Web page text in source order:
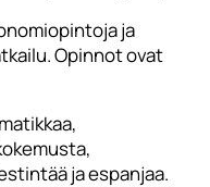
ja
Opinnot ovat
ja espanjaa.